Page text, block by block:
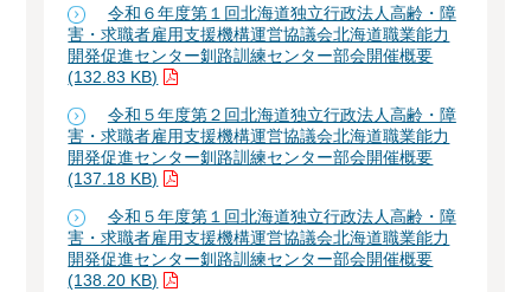
令和６年度第１回北海道独立行政法人高齢・障
害・求職者雇用支援機構運営協議会北海道職業能力
開発促進センター釧路訓練センター部会開催概要
(132.83 KB)
令和５年度第２回北海道独立行政法人高齢・障
害・求職者雇用支援機構運営協議会北海道職業能力
開発促進センター釧路訓練センター部会開催概要
(137.18 KB)
令和５年度第１回北海道独立行政法人高齢・障
害・求職者雇用支援機構運営協議会北海道職業能力
開発促進センター釧路訓練センター部会開催概要
(138.20 KB)